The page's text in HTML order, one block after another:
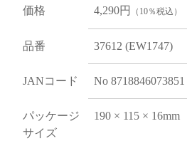
価格 4,290円 （10％税込）
品番 37612 (EW1747)
JANコード No 8718846073851
パッケージ
サイズ
190 × 115 × 16mm